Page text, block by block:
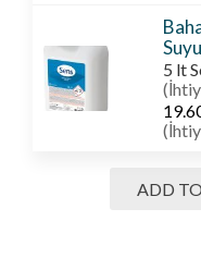
Suyu
5 lt
ADD